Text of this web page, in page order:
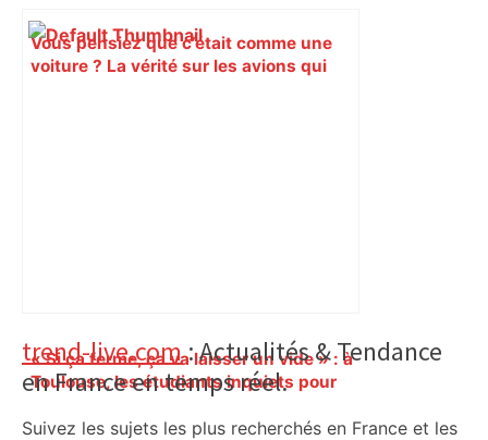
Vous pensiez que c’était comme une
voiture ? La vérité sur les avions qui
« Si ça ferme, ça va laisser un vide » : à
Toulouse, les étudiants inquiets pour
Primary
Sidebar
trend-live.com: Actualités & Tendance
en France en temps réel.
Suivez les sujets les plus recherchés en France et les